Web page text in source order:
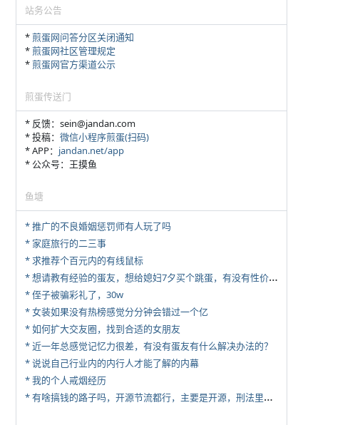
站务公告
*煎蛋网问答分区关闭通知
*煎蛋网社区管理规定
*煎蛋网官方渠道公示
煎蛋传送门
* 反馈：sein@jandan.com
* 投稿： 微信小程序煎蛋(扫码)
* APP： jandan.net/app
* 公众号：王摸鱼
鱼塘
* 推广的不良婚姻惩罚师有人玩了吗
* 家庭旅行的二三事
* 求推荐个百元内的有线鼠标
*
想请教有经验的蛋友，想给媳妇7夕买个跳蛋，有没有性价比高的推荐
* 侄子被骗彩礼了，30w
* 女装如果没有热榜感觉分分钟会错过一个亿
* 如何扩大交友圈，找到合适的女朋友
* 近一年总感觉记忆力很差，有没有蛋友有什么解决办法的？
* 说说自己行业内的内行人才能了解的内幕
* 我的个人戒烟经历
*
有啥搞钱的路子吗，开源节流都行，主要是开源，刑法里的咱不做